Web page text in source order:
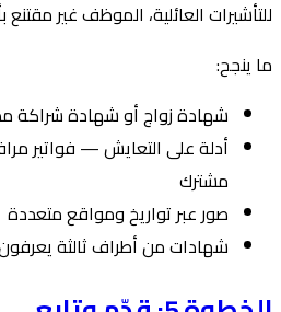
للتأشيرات العائلية، الموظف غير
ما ينجح:
شهادة زواج أو شهادة شراكة
أدلة على التعايش — فواتير
مشترك
صور عبر تواريخ ومواقع متعددة
شهادات من أطراف ثالثة